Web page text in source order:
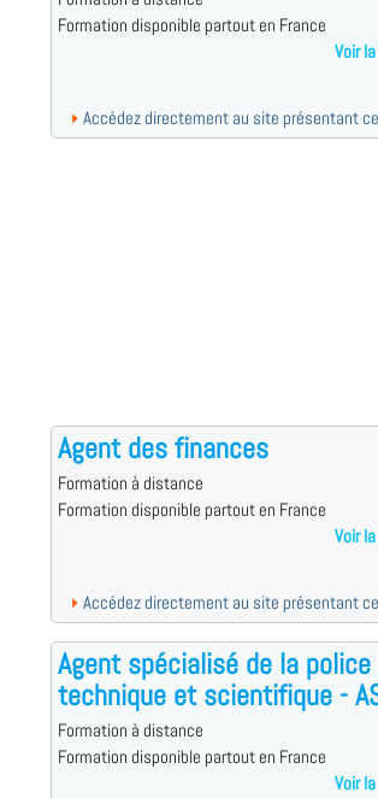
Formation disponible partout en France
Voir
Accédez directement au site présentant
Agent des finances
Formation à distance
Formation disponible partout en France
Voir
Accédez directement au site présentant
Agent spécialisé de la police
technique et scientifique -
Formation à distance
Formation disponible partout en France
Voir